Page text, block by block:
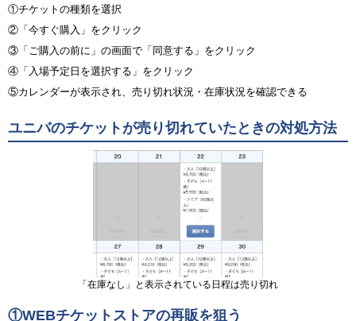
①チケットの種類を選択
②「今すぐ購入」をクリック
③「ご購入の前に」の画面で「同意する」をクリック
④「入場予定日を選択する」をクリック
⑤カレンダーが表示され、売り切れ状況・在庫状況を確認できる
ユニバのチケットが売り切れていたときの対処方法
「在庫なし」と表示されている日程は売り切れ
①WEBチケットストアの再販を狙う